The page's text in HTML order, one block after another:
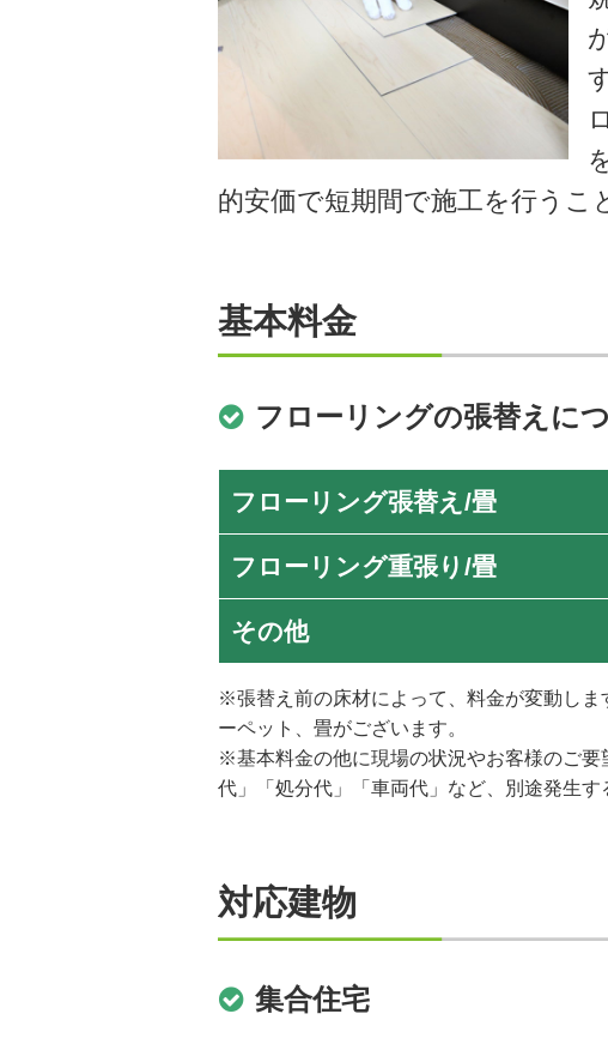
的安価で短期間で施工を行うこ
基本料金
フローリングの張替えに
フローリング張替え/畳
フローリング重張り/畳
その他
※張替え前の床材によって、料金が変動し
ーペット、畳がございます。
※基本料金の他に現場の状況やお客様のご
代」「処分代」「車両代」など、別途発生す
対応建物
集合住宅